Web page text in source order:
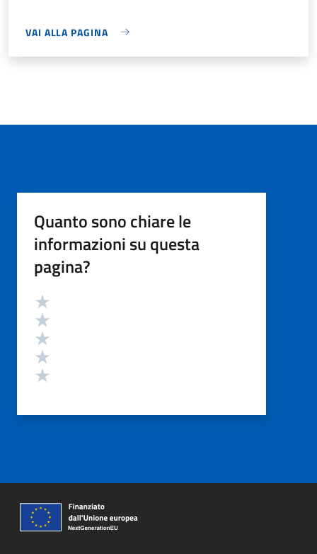
VAI ALLA PAGINA
Quanto sono chiare le
informazioni su questa
pagina?
Valutazione